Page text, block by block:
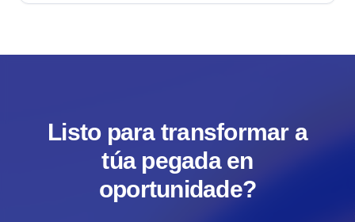
Listo para transformar a
túa pegada en
oportunidade?